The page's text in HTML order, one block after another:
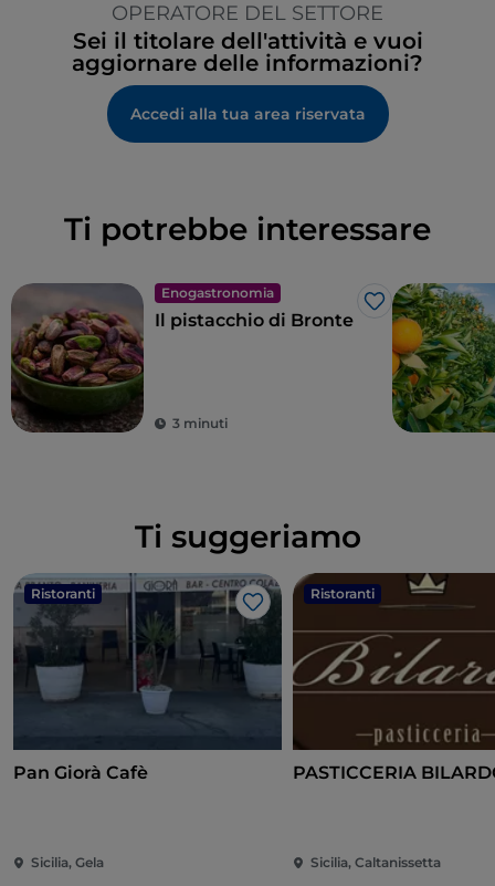
OPERATORE DEL SETTORE
Sei il titolare dell'attività e vuoi
aggiornare delle informazioni?
Accedi alla tua area riservata
Ti potrebbe interessare
Enogastronomia
Like
Il pistacchio di Bronte
3 minuti
Ti suggeriamo
Ristoranti
Like
Pan Giorà Cafè
Sicilia, Gela
Ristoranti
PASTICCERIA
Sicilia, Caltanissetta